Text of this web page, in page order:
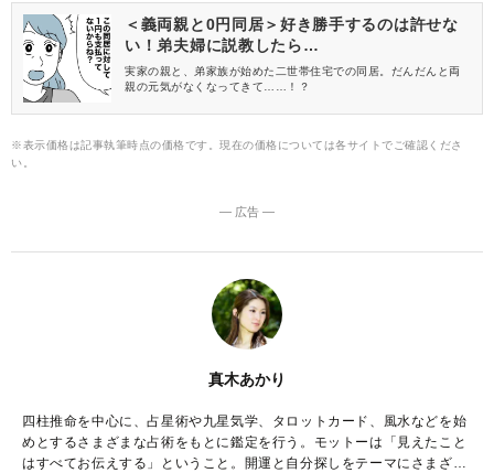
＜義両親と0円同居＞好き勝手するのは許せな
い！弟夫婦に説教したら…
実家の親と、弟家族が始めた二世帯住宅での同居。だんだんと両
親の元気がなくなってきて……！？
※表示価格は記事執筆時点の価格です。現在の価格については各サイトでご確認くださ
い。
― 広告 ―
真木あかり
四柱推命を中心に、占星術や九星気学、タロットカード、風水などを始
めとするさまざまな占術をもとに鑑定を行う。モットーは「見えたこと
はすべてお伝えする」ということ。開運と自分探しをテーマにさまざま